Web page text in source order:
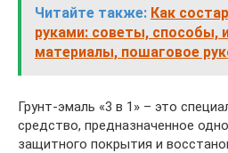
Читайте также: Как
руками: советы, способы,
материалы, пошаговое
Грунт-эмаль «3 в 1» – это
средство, предназначенное
защитного покрытия и